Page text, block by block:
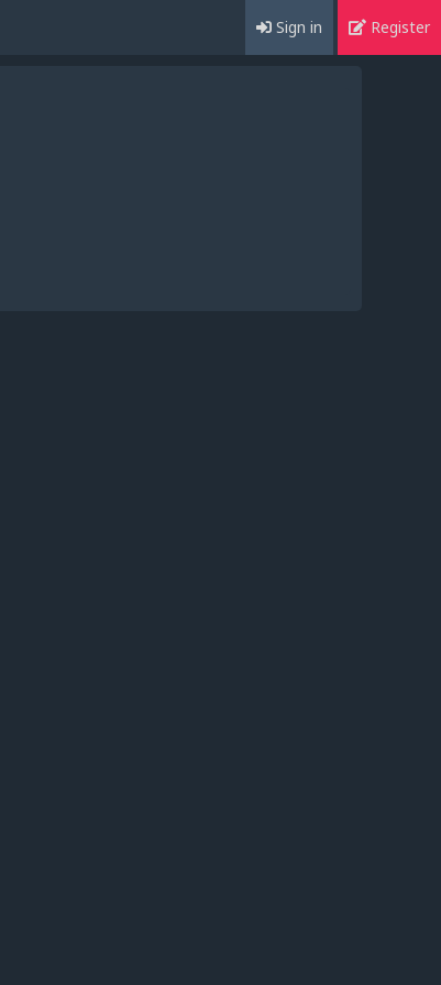
Sign in Register